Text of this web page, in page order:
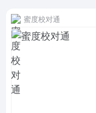
蜜度校对通